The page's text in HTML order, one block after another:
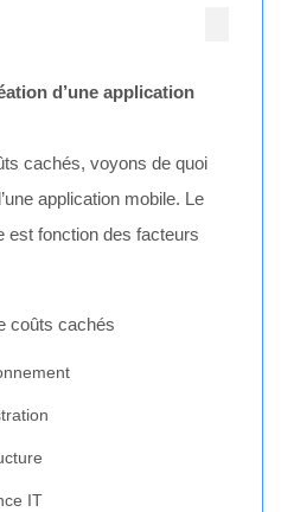
d’une application
cachés, voyons de quoi
application mobile. Le
est fonction des facteurs
coûts cachés
IT